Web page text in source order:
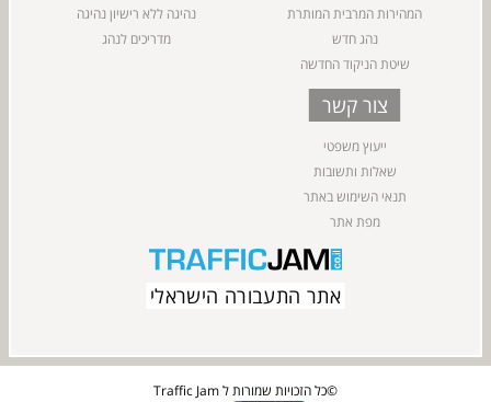
המהירות המרבית המותרת
נהג חדש
שיטת הניקוד החדשה
נהיגה ללא רישיון נהיגה
מדריכים לנהג
צור קשר
ייעוץ משפטי
שאלות ותשובות
תנאי השימוש באתר
מפת אתר
אתר התעבורה הישראלי
כל הזכויות שמורות ל Traffic Jam